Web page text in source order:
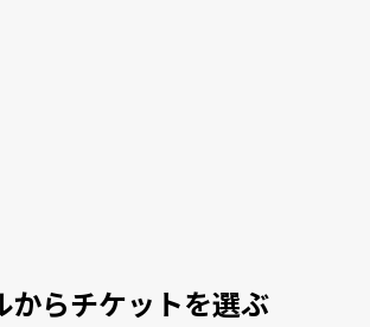
からチケットを選ぶ